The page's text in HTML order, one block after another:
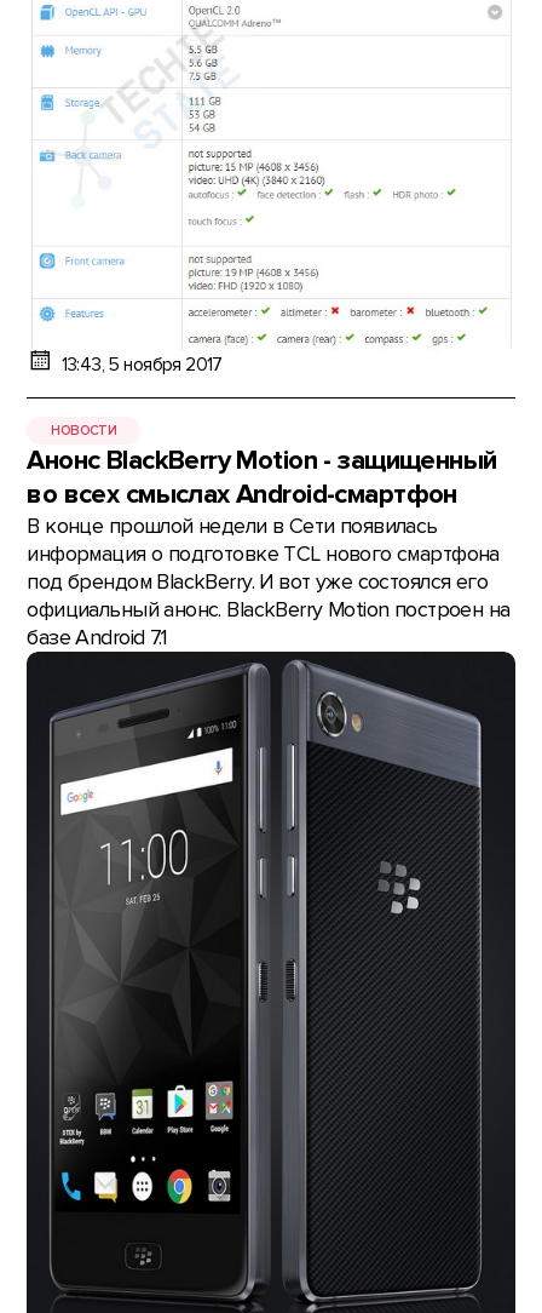
13:43, 5 ноября 2017
НОВОСТИ
Анонс BlackBerry Motion - защищенный
во всех смыслах Android-смартфон
В конце прошлой недели в Сети появилась
информация о подготовке TCL нового смартфона
под брендом BlackBerry. И вот уже состоялся его
официальный анонс. BlackBerry Motion построен на
базе Android 7.1